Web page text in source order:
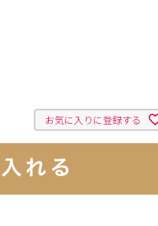
お気に入りに登録する